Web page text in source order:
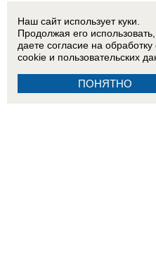
Наш сайт использует куки.
Продолжая его
даете согласие на обработку
cookie и пользовательских
ПОНЯТНО